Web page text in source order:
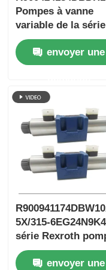
Pompes à vanne
variable de la série
photovoltaïque
Rexrothenvoyer une
5X/315-6EG24N9K4
série Rexroth
à lame nouvelle à
déplacementenvoyer une